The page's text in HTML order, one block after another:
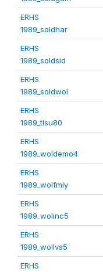
ERHS
1989_soldhar
ERHS
1989_soldsid
ERHS
1989_soldwol
ERHS
1989_tlsu80
ERHS
1989_woldemo4
ERHS
1989_wolfmly
ERHS
1989_wolinc5
ERHS
1989_wollvs5
ERHS